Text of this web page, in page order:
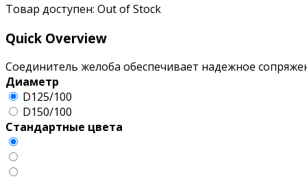
Товар доступен: Out of Stock
Quick Overview
Соединитель желоба обеспечивает надежное
Диаметр
D125/100
D150/100
Стандартные цвета